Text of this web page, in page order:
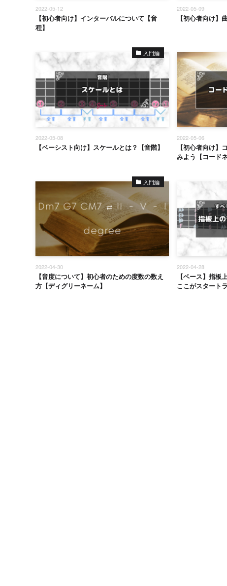
【初心者向け】インターバルについて【音
程】
2022-05-12
【初心者向け】
2022-05-09
入門編
【ベーシスト向け】スケールとは？【音階】
2022-05-08
【初心者向け】
みよう【コード
2022-05-06
入門編
【音度について】初心者のための度数の数え
方【ディグリーネーム】
2022-04-30
【ベース】指板
ここがスタート
2022-04-28